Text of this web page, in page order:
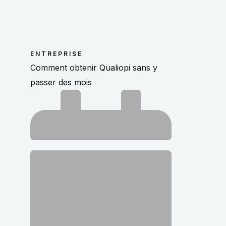
ENTREPRISE
Comment obtenir Qualiopi sans y
passer des mois